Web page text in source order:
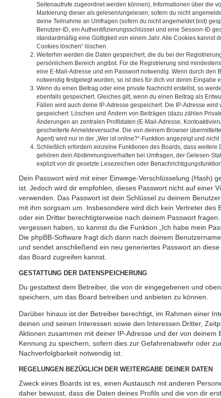
Seitenaufrufe zugeordnet werden können), Informationen über die
Markierung dieser als gelesen/ungelesen; sofern du nicht
deine Teilnahme an Umfragen (sofern du nicht angemeldet bist)
Benutzer-ID, ein Authentifizierungsschlüssel und eine Session-ID
standardmäßig eine Gültigkeit von einem Jahr. Alle Cookies kannst
Cookies löschen“ löschen.
Weiterhin werden die Daten gespeichert, die du bei der
persönlichem Bereich angibst. Für die Registrierung sind
eine E-Mail-Adresse und ein Passwort notwendig. Wenn durch den
notwendig festgelegt wurden, so ist dies für dich vor deren Eingabe
Wenn du einen Beitrag oder eine private Nachricht erstellst, so
ebenfalls gespeichert. Gleiches gilt, wenn du einen Beitrag als
Fällen wird auch deine IP-Adresse gespeichert. Die IP-Adresse
gespeichert: Löschen und Ändern von Beiträgen (dazu zählen
Änderungen an zentralen Profildaten (E-Mail-Adresse,
gescheiterte Anmeldeversuche. Die von deinem Browser
Agent) wird nur in der „Wer ist online?“-Funktion angezeigt und
Schließlich erfordern einzelne Funktionen des Boards, dass weitere
gehören dein Abstimmungsverhalten bei Umfragen, der Gelesen-
explizit von dir gesetzte Lesezeichen oder
Dein Passwort wird mit einer Einwege-Verschlüsselung (Hash)
ist. Jedoch wird dir empfohlen, dieses Passwort nicht auf einer
verwenden. Das Passwort ist dein Schlüssel zu deinem
mit ihm sorgsam um. Insbesondere wird dich kein Vertreter des
oder ein Dritter berechtigterweise nach deinem Passwort
vergessen haben, so kannst du die Funktion „Ich habe mein
Die phpBB-Software fragt dich dann nach deinem
und sendet anschließend ein neu generiertes Passwort an
das Board zugreifen kannst.
GESTATTUNG DER DATENSPEICHERUNG
Du gestattest dem Betreiber, die von dir eingegebenen und
speichern, um das Board betreiben und anbieten zu können.
Darüber hinaus ist der Betreiber berechtigt, im Rahmen einer
deinen und seinen Interessen sowie den Interessen Dritter,
Aktionen zusammen mit deiner IP-Adresse und der von deinem
Kennung zu speichern, sofern dies zur Gefahrenabwehr oder
Nachverfolgbarkeit notwendig ist.
REGELUNGEN BEZÜGLICH DER WEITERGABE DEINER DATEN
Zweck eines Boards ist es, einen Austausch mit anderen
daher bewusst, dass die Daten deines Profils und die von dir